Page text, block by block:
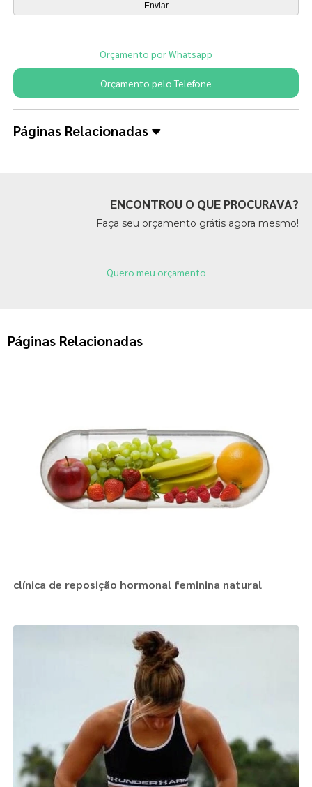
Orçamento por Whatsapp
Orçamento pelo Telefone
Páginas Relacionadas
ENCONTROU O QUE PROCURAVA?
Faça seu orçamento grátis agora mesmo!
Quero meu orçamento
Páginas Relacionadas
clínica de reposição hormonal feminina natural